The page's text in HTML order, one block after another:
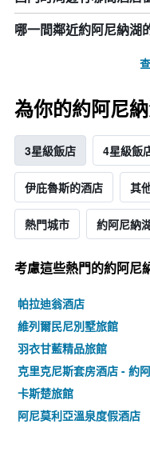
哪一間鄰近約阿尼納湖
為你的約阿尼
3星級飯店 4星級飯
伊庇魯斯的酒店 其
熱門城市 約阿尼納
考慮這些熱門的約阿尼
帕拉迪翁酒店
維列爾民尼別墅旅館
羽衣甘藍精品旅館
克里克尼斯套房酒店 - 約
卡斯楚旅館
阿尼莫利亞溫泉度假酒店